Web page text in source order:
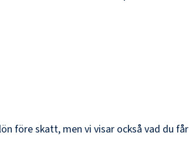
före skatt, men vi visar också vad du får